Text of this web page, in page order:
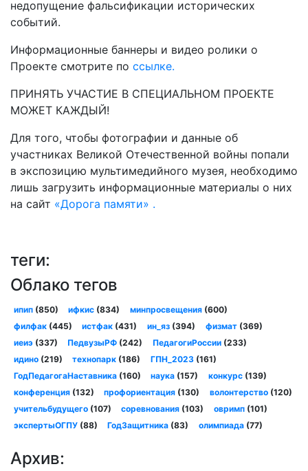
недопущение фальсификации исторических
событий.
Информационные баннеры и видео ролики о
Проекте смотрите по ссылке.
ПРИНЯТЬ УЧАСТИЕ В СПЕЦИАЛЬНОМ ПРОЕКТЕ
МОЖЕТ КАЖДЫЙ!
Для того, чтобы фотографии и данные об
участниках Великой Отечественной войны попали
в экспозицию мультимедийного музея, необходимо
лишь загрузить информационные материалы о них
на сайт «Дорога памяти» .
теги:
Облако тегов
ипип(850) ифкис (834) минпросвещения(600)
филфак(445) истфак (431) ин_яз(394) физмат(369)
иеиэ(337) ПедвузыРФ (242) ПедагогиРоссии(233)
идино(219) технопарк (186) ГПН_2023(161)
ГодПедагогаНаставника(160) наука (157) конкурс(139)
конференция(132) профориентация (130) волонтерство(120)
учительбудущего(107) соревнования (103) овримп(101)
экспертыОГПУ(88) ГодЗащитника (83) олимпиада(77)
Архив: